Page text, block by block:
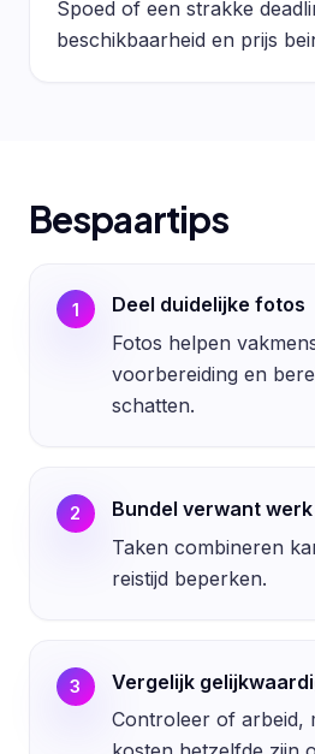
Spoed of een strakke
beschikbaarheid en prijs
Bespaartips
1
Deel duidelijke fotos
Fotos helpen
voorbereiding en
schatten.
2
Bundel verwant werk
Taken combineren
reistijd beperken.
3
Vergelijk
Controleer of arbeid,